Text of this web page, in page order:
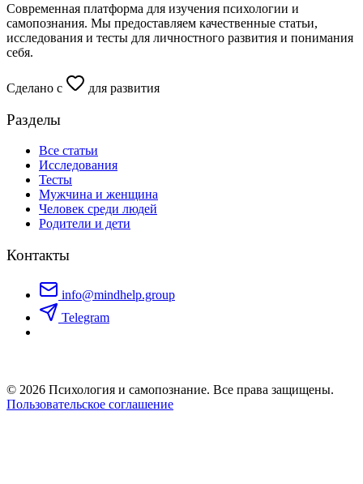
Современная платформа для изучения психологии и
самопознания. Мы предоставляем качественные статьи,
исследования и тесты для личностного развития и понимания
себя.
Сделано с для развития
Разделы
Все статьи
Исследования
Тесты
Мужчина и женщина
Человек среди людей
Родители и дети
Контакты
info@mindhelp.group
Telegram
© 2026 Психология и самопознание. Все права защищены.
Пользовательское соглашение